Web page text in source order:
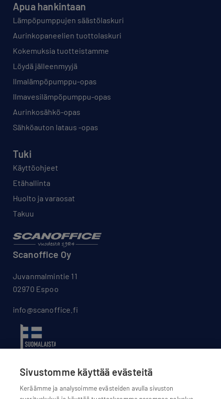
Apua hankintaan
Lämpöpumppujen säästölaskuri
Aurinkopaneelien tuottolaskuri
Kokemuksia tuotteistamme
Löydä jälleenmyyjä
Ilmalämpöpumppu-opas
Ilmavesilämpöpumppu-opas
Aurinkosähkö-opas
Sähköauton lataus -opas
Tuki
Käyttöohjeet
Etähallinta
Huolto ja varaosat
Takuu
Scanoffice Oy
Juvanmalmintie 11
02970 Espoo
info@scanoffice.fi
Sivustomme käyttää evästeitä
Keräämme ja analysoimme evästeiden avulla sivuston